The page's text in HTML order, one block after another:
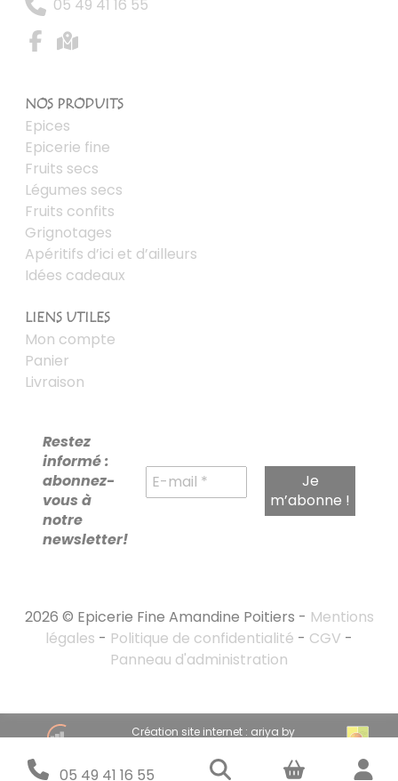
05 49 41 16 55
RECHERCHE
POUR :
05 49 41 16 55
NOS PRODUITS
Epices
Epicerie fine
Fruits secs
Légumes secs
Fruits confits
Grignotages
Apéritifs d’ici et d’ailleurs
Idées cadeaux
LIENS UTILES
Mon compte
Panier
Livraison
Restez
informé :
abonnez-
vous à
notre
newsletter!
2026 © Epicerie Fine Amandine Poitiers - Mentions
légales - Politique de confidentialité - CGV -
Panneau d'administration
Création site internet : ariya by
Stratégie marketing digital : emandarine